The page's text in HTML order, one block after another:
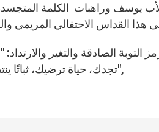
يوسف وراهبات الكلمة
التوبة الصادقة والتغير
تجدك، حياة ترضيك، ثباتًا ينتظرك بثقة،وثقةً تتوصل في نهاية المطاف إليك",